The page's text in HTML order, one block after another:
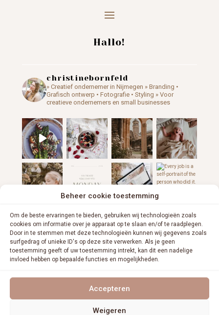
Beheer cookie toestemming
Om de beste ervaringen te bieden, gebruiken wij technologieën zoals
cookies om informatie over je apparaat op te slaan en/of te raadplegen.
Door in te stemmen met deze technologieën kunnen wij gegevens zoals
surfgedrag of unieke ID's op deze site verwerken. Als je geen
toestemming geeft of uw toestemming intrekt, kan dit een nadelige
invloed hebben op bepaalde functies en mogelijkheden.
Accepteren
Weigeren
Hallo!
christinebornfeld
» Creatief ondernemer in Nijmegen » Branding •
Grafisch ontwerp • Fotografie • Styling » Voor
creatieve ondernemers en small businesses
VOLG ME OP INSTAGRAM